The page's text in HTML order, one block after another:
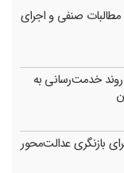
صنفی و اجرای
روند خدمت‌رسانی به
بازنگری عدالت‌محور